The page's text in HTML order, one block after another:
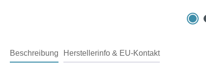
Beschreibung Herstellerinfo & EU-Kontakt